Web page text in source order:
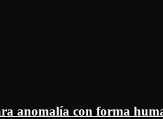
anomalía con forma